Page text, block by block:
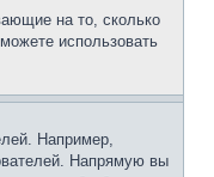
на то, сколько
использовать
Например,
Напрямую вы